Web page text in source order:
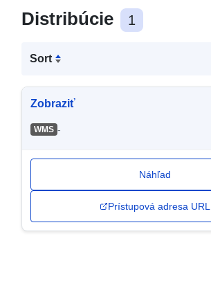
Distribúcie 1
Sort
Zobraziť
WMS -
Náhľad
Prístupová adresa URL